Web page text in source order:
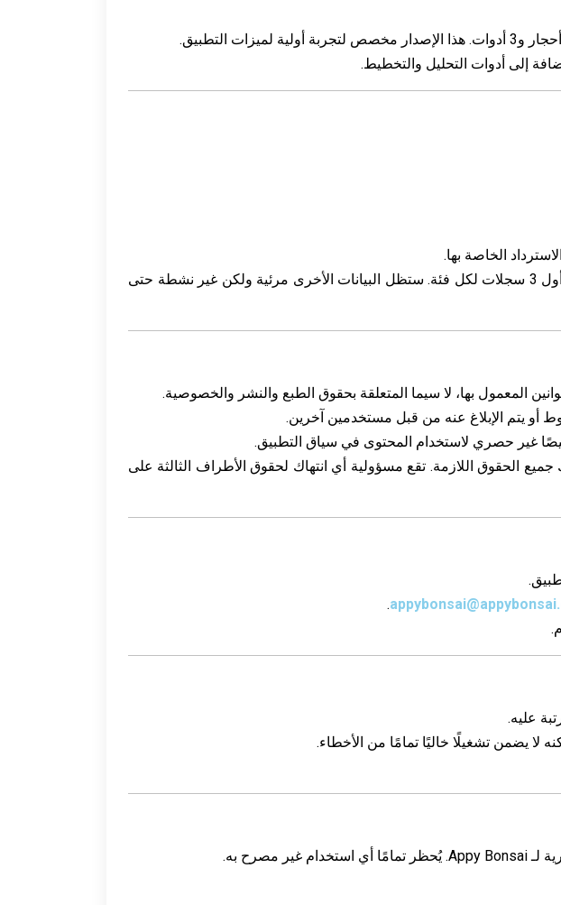
إلى أدوات التحليل والتخطيط.
: في حالة عدم التجديد، سيتمكن المستخدم فقط من الوصول إلى أول 3 سجلات لكل فئة. ستظل البيانات الأخرى مرئية ولكن غير نشطة حتى
الحقوق اللازمة. تقع مسؤولية أي انتهاك لحقوق الأطراف الثالثة على
.